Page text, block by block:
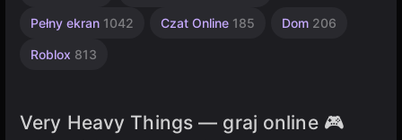
Pełny ekran 1042 Czat Online 185 Dom 206
Roblox 813
1481
Very Heavy Things — graj online 🎮